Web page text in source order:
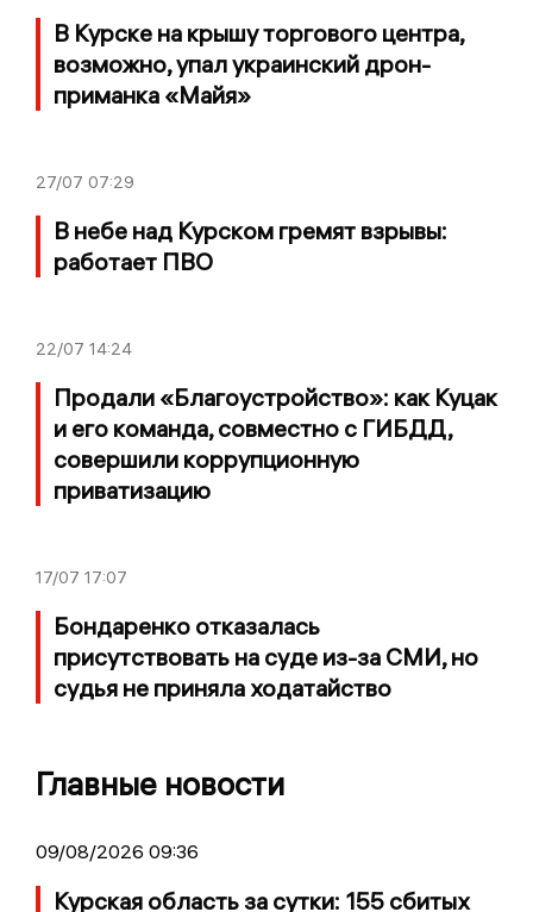
В Курске на крышу торгового центра,
возможно, упал украинский дрон-
приманка «Майя»
27/07 07:29
В небе над Курском гремят взрывы:
работает ПВО
22/07 14:24
Продали «Благоустройство»: как Куцак
и его команда, совместно с ГИБДД,
совершили коррупционную
приватизацию
17/07 17:07
Бондаренко отказалась
присутствовать на суде из-за СМИ, но
судья не приняла ходатайство
Главные новости
09/08/2026 09:36
Курская область за сутки: 155 сбитых